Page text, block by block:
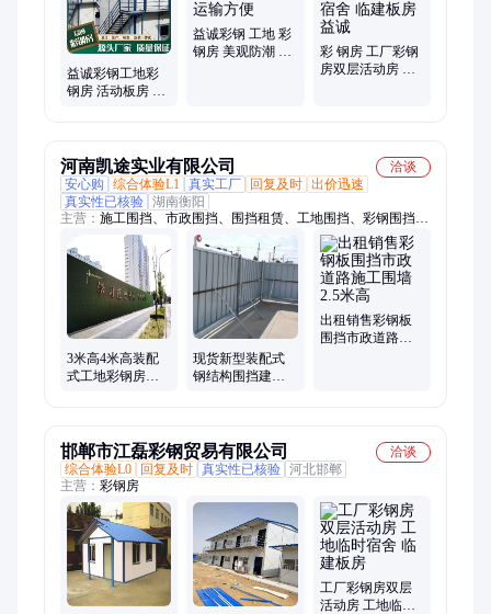
益诚彩钢工地彩
钢房 活动板房 二
益诚彩钢 工地 彩
钢房 美观防潮 样
彩 钢房 工厂彩钢
房双层活动房 工
河南凯途实业有限公司
洽谈
安心购
综合体验L1 真实工厂 回复及时 出价迅速
真实性已核验 湖南衡阳
主营： 施工围挡、市政围挡、围挡租赁、工地围挡、彩钢围挡、
彩钢棚、工地大门、铁皮房、临时围挡、道路围挡、小区护栏、
围墙护栏、锌钢护栏、围挡、护栏、夹芯板围挡、护栏网、狗
笼、猫笼、铝合金护栏、不锈钢护栏、水槽、花箱、背景墙、集
3米高4米高装配
式工地彩钢房地
现货新型装配式
钢结构围挡建筑
出租销售彩钢板
围挡市政道路施
邯郸市江磊彩钢贸易有限公司
洽谈
综合体验L0
回复及时 真实性已核验 河北邯郸
主营： 彩钢房
工厂彩钢房双层
活动房 工地临时